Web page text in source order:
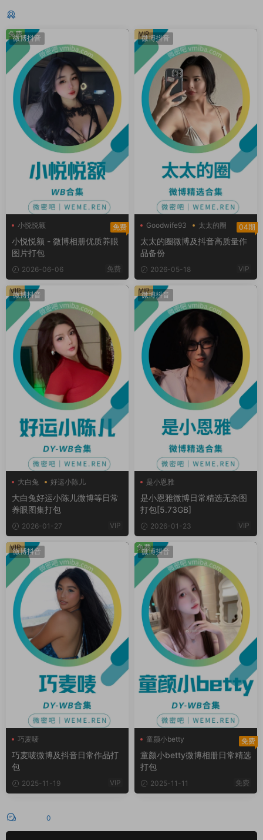
微博抖音
小悦悦额 免费
小悦悦额 - 微博相册优质养眼
图片打包
2026-06-06 免费
免费 微博抖音
Goodwife93
太太的圈
好太太hhh
04期
太太的圈微博及抖音高质量作
品备份
2026-05-18 VIP
VIP
微博抖音
大白兔 好运小陈儿
大白兔好运小陈儿微博等日常
养眼图集打包
2026-01-27 VIP
VIP 微博抖音
是小恩雅
是小恩雅微博日常精选无杂图
打包[5.73GB]
2026-01-23 VIP
VIP
微博抖音
巧麦唛
巧麦唛微博及抖音日常作品打
包
2025-11-19 VIP
VIP 微博抖音
童颜小betty 免费
童颜小betty微博相册日常精选
打包
2025-11-11 免费
免费
0